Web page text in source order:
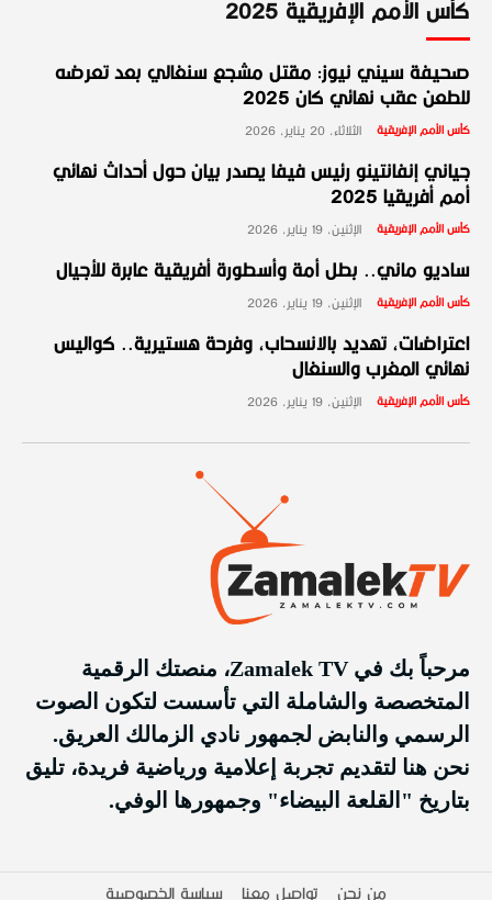
كأس الأمم الإفريقية 2025
صحيفة سيني نيوز: مقتل مشجع سنغالي بعد تعرضه
للطعن عقب نهائي كان 2025
كأس الأمم الإفريقية الثلاثاء، 20 يناير، 2026
جياني إنفانتينو رئيس فيفا يصدر بيان حول أحداث نهائي
أمم أفريقيا 2025
كأس الأمم الإفريقية الإثنين، 19 يناير، 2026
ساديو ماني.. بطل أمة وأسطورة أفريقية عابرة للأجيال
كأس الأمم الإفريقية الإثنين، 19 يناير، 2026
اعتراضات، تهديد بالانسحاب، وفرحة هستيرية.. كواليس
نهائي المغرب والسنغال
كأس الأمم الإفريقية الإثنين، 19 يناير، 2026
مرحباً بك في Zamalek TV، منصتك الرقمية
المتخصصة والشاملة التي تأسست لتكون الصوت
الرسمي والنابض لجمهور نادي الزمالك العريق.
نحن هنا لتقديم تجربة إعلامية ورياضية فريدة، تليق
بتاريخ "القلعة البيضاء" وجمهورها الوفي.
سياسة الخصوصية تواصل معنا من نحن